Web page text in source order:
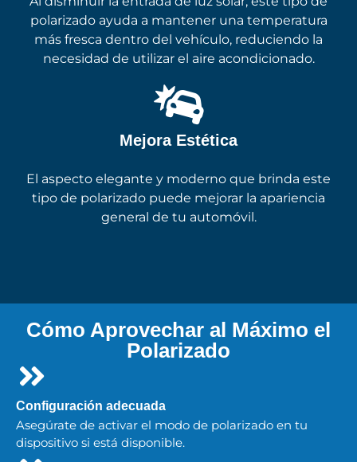
polarizado ayuda a mantener una temperatura
más fresca dentro del vehículo, reduciendo la
necesidad de utilizar el aire acondicionado.
Mejora Estética
El aspecto elegante y moderno que brinda este
tipo de polarizado puede mejorar la apariencia
general de tu automóvil.
Cómo Aprovechar al Máximo el
Polarizado
Configuración adecuada
Asegúrate de activar el modo de polarizado en tu
dispositivo si está disponible.